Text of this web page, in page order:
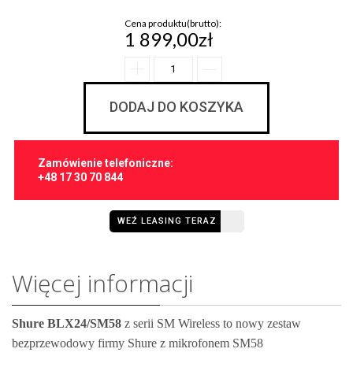
Cena produktu(brutto):
1 899,00zł
DODAJ DO KOSZYKA
Zamówienie telefoniczne:
+48 17 30 70 844
WEŹ LEASING TERAZ
Więcej informacji
Shure BLX24/SM58 z serii SM Wireless to nowy zestaw
bezprzewodowy firmy Shure z mikrofonem SM58